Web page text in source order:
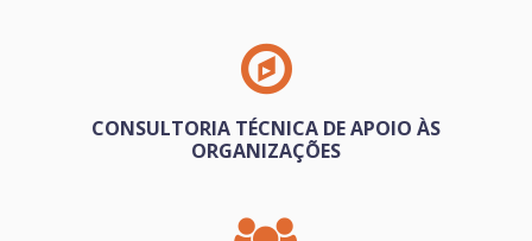
CONSULTORIA TÉCNICA DE APOIO ÀS
ORGANIZAÇÕES